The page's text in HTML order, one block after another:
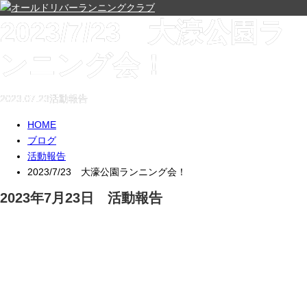
2023/7/23 大濠公園ラ
ンニング会！
2023.07.23活動報告
HOME
ブログ
活動報告
2023/7/23 大濠公園ランニング会！
2023年7月23日 活動報告